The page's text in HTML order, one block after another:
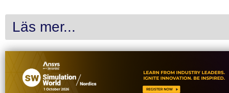
Läs mer...